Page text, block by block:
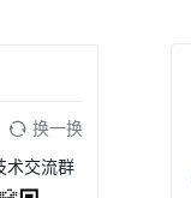
换一换
术交流群